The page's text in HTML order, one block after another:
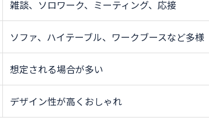
雑談、ソロワーク、ミーティング、応接
ソファ、ハイテーブル、ワークブースなど多様
想定される場合が多い
デザイン性が高くおしゃれ